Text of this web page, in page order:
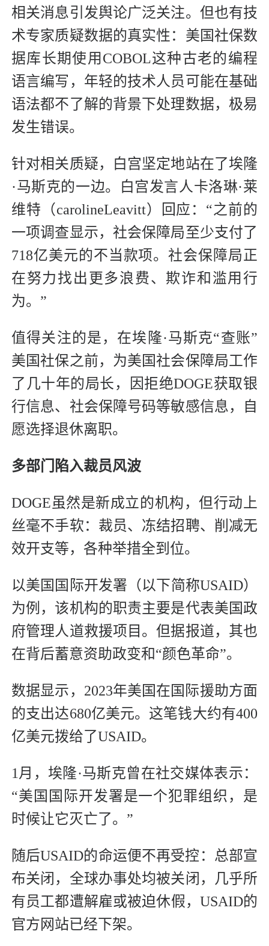
相关消息引发舆论广泛关注。但也有技
术专家质疑数据的真实性：美国社保数
据库长期使用COBOL这种古老的编程
语言编写，年轻的技术人员可能在基础
语法都不了解的背景下处理数据，极易
发生错误。
针对相关质疑，白宫坚定地站在了埃隆
·马斯克的一边。白宫发言人卡洛琳·莱
维特（carolineLeavitt）回应：“之前的
一项调查显示，社会保障局至少支付了
718亿美元的不当款项。社会保障局正
在努力找出更多浪费、欺诈和滥用行
为。”
值得关注的是，在埃隆·马斯克“查账”
美国社保之前，为美国社会保障局工作
了几十年的局长，因拒绝DOGE获取银
行信息、社会保障号码等敏感信息，自
愿选择退休离职。
多部门陷入裁员风波
DOGE虽然是新成立的机构，但行动上
丝毫不手软：裁员、冻结招聘、削减无
效开支等，各种举措全到位。
以美国国际开发署（以下简称USAID）
为例，该机构的职责主要是代表美国政
府管理人道救援项目。但据报道，其也
在背后蓄意资助政变和“颜色革命”。
数据显示，2023年美国在国际援助方面
的支出达680亿美元。这笔钱大约有400
亿美元拨给了USAID。
1月，埃隆·马斯克曾在社交媒体表示：
“美国国际开发署是一个犯罪组织，是
时候让它灭亡了。”
随后USAID的命运便不再受控：总部宣
布关闭，全球办事处均被关闭，几乎所
有员工都遭解雇或被迫休假，USAID的
官方网站已经下架。